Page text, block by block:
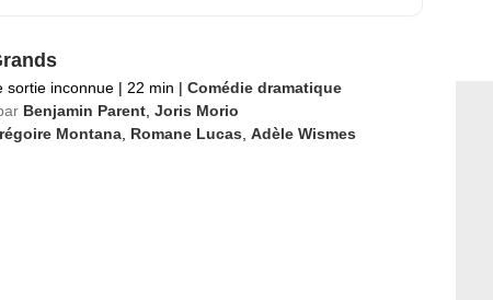
sortie inconnue | 22 min | Comédie dramatique
Benjamin Parent, Joris Morio
Montana, Romane Lucas Adèle Wismes